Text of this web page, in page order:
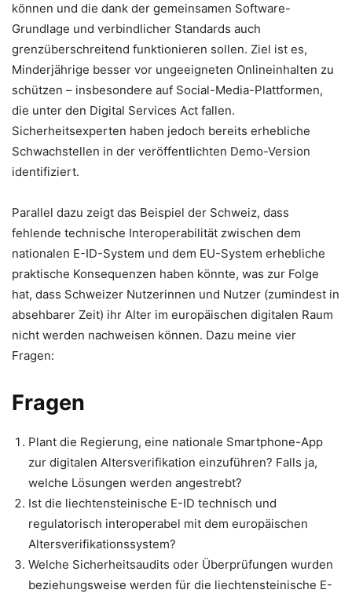
können und die dank der gemeinsamen Software-
Grundlage und verbindlicher Standards auch
grenzüberschreitend funktionieren sollen. Ziel ist es,
Minderjährige besser vor ungeeigneten Onlineinhalten zu
schützen – insbesondere auf Social-Media-Plattformen,
die unter den Digital Services Act fallen.
Sicherheitsexperten haben jedoch bereits erhebliche
Schwachstellen in der veröffentlichten Demo-Version
identifiziert.
Parallel dazu zeigt das Beispiel der Schweiz, dass
fehlende technische Interoperabilität zwischen dem
nationalen E-ID-System und dem EU-System erhebliche
praktische Konsequenzen haben könnte, was zur Folge
hat, dass Schweizer Nutzerinnen und Nutzer (zumindest in
absehbarer Zeit) ihr Alter im europäischen digitalen Raum
nicht werden nachweisen können. Dazu meine vier
Fragen:
Fragen
Plant die Regierung, eine nationale Smartphone-App
zur digitalen Altersverifikation einzuführen? Falls ja,
welche Lösungen werden angestrebt?
Ist die liechtensteinische E-ID technisch und
regulatorisch interoperabel mit dem europäischen
Altersverifikationssystem?
Welche Sicherheitsaudits oder Überprüfungen wurden
beziehungsweise werden für die liechtensteinische E-